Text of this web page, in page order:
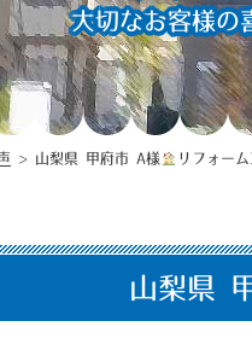
大切なお客様の
> 山梨県 甲府市 A様 リフォーム
山梨県